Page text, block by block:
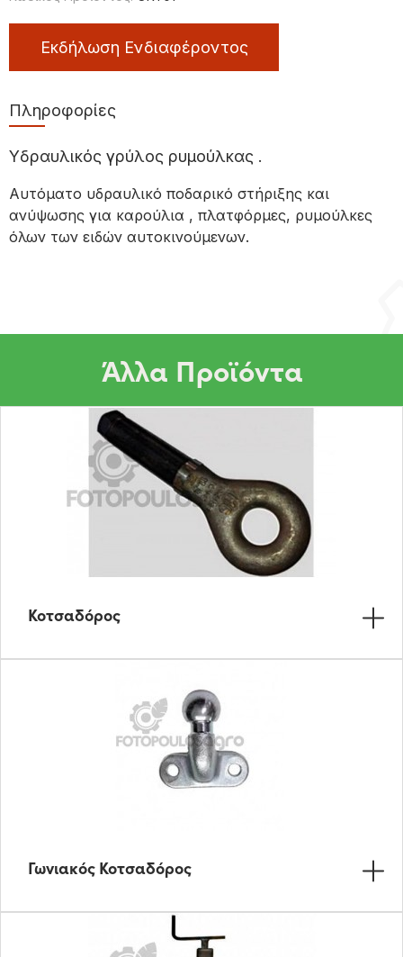
Εκδήλωση Ενδιαφέροντος
Πληροφορίες
Υδραυλικός γρύλος ρυμούλκας .
Αυτόματο υδραυλικό ποδαρικό στήριξης και
ανύψωσης για καρούλια , πλατφόρμες, ρυμούλκες
όλων των ειδών αυτοκινούμενων.
Άλλα Προϊόντα
Κοτσαδόρος
Γωνιακός Κοτσαδόρος